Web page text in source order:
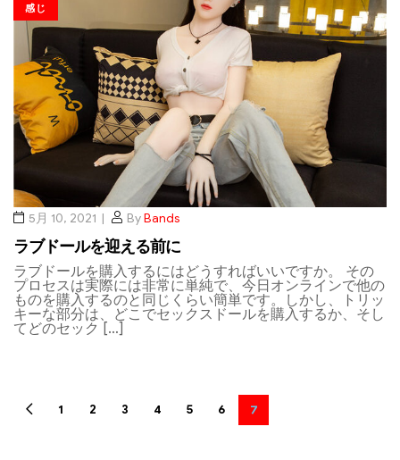
感じ
5月 10, 2021 ByBands
ラブドールを迎える前に
ラブドールを購入するにはどうすればいいですか。 その
プロセスは実際には非常に単純で、今日オンラインで他の
ものを購入するのと同じくらい簡単です。しかし、トリッ
キーな部分は、どこでセックスドールを購入するか、そし
てどのセック […]
1 2 3 4 5 6 7